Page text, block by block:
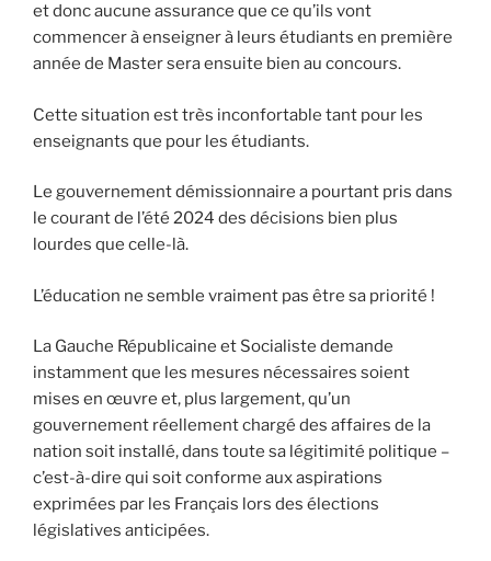
et donc aucune assurance que ce qu’ils vont
commencer à enseigner à leurs étudiants en première
année de Master sera ensuite bien au concours.
Cette situation est très inconfortable tant pour les
enseignants que pour les étudiants.
Le gouvernement démissionnaire a pourtant pris dans
le courant de l’été 2024 des décisions bien plus
lourdes que celle-là.
L’éducation ne semble vraiment pas être sa priorité !
La Gauche Républicaine et Socialiste demande
instamment que les mesures nécessaires soient
mises en œuvre et, plus largement, qu’un
gouvernement réellement chargé des affaires de la
nation soit installé, dans toute sa légitimité politique –
c’est-à-dire qui soit conforme aux aspirations
exprimées par les Français lors des élections
législatives anticipées.